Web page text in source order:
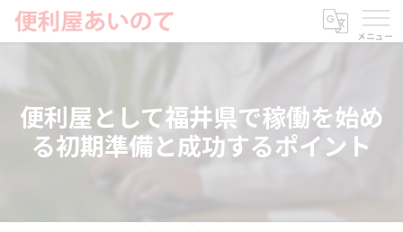
便利屋として福井県で稼働を始め
る初期準備と成功するポイント